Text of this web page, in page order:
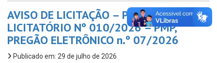
AVISO DE LICITAÇÃO – PROCESSO
LICITATÓRIO Nº 010/2026 – PMP,
PREGÃO ELETRÔNICO n.º 07/2026
Publicado em: 29 de julho de 2026